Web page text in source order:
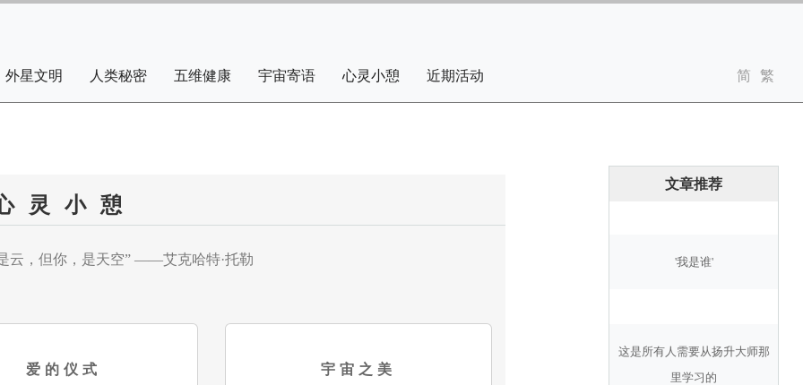
外星文明 人类秘密 五维健康 宇宙寄语 心灵小憩 近期活动
灵小憩
云，但你，是天空” ——艾克哈特·托勒
爱的仪式 宇宙之美
文章推荐
'我是谁'
这是所有人需要从扬升大师那
里学习的